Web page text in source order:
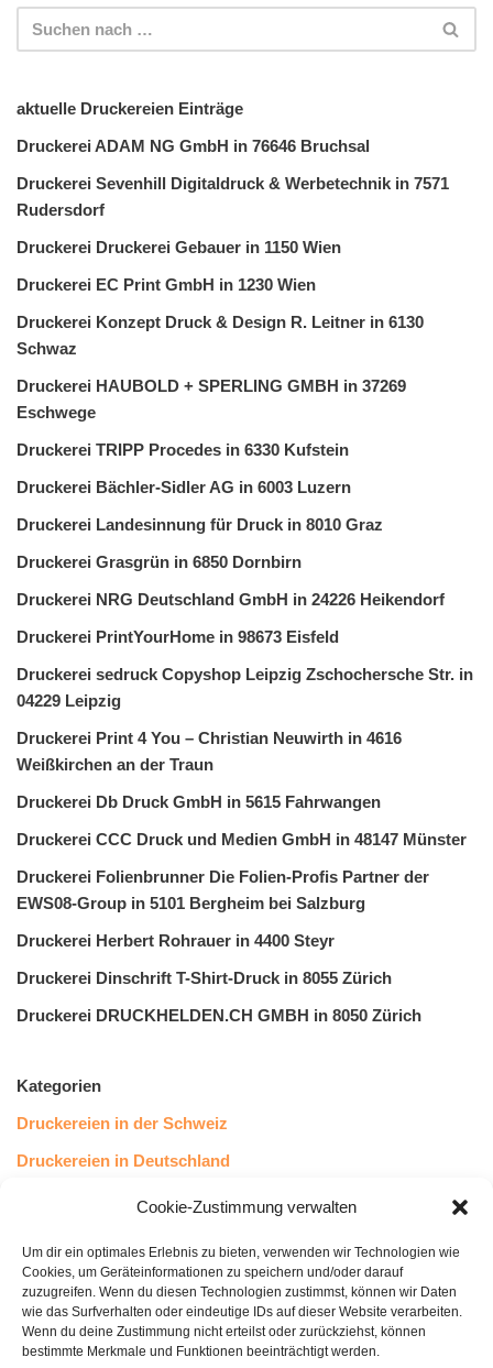
Cookie-Zustimmung verwalten
Um dir ein optimales Erlebnis zu bieten, verwenden wir Technologien wie
Cookies, um Geräteinformationen zu speichern und/oder darauf
zuzugreifen. Wenn du diesen Technologien zustimmst, können wir Daten
wie das Surfverhalten oder eindeutige IDs auf dieser Website verarbeiten.
Wenn du deine Zustimmung nicht erteilst oder zurückziehst, können
bestimmte Merkmale und Funktionen beeinträchtigt werden.
aktuelle Druckereien Einträge
Druckerei ADAM NG GmbH in 76646 Bruchsal
Druckerei Sevenhill Digitaldruck & Werbetechnik in 7571
Rudersdorf
Druckerei Druckerei Gebauer in 1150 Wien
Druckerei EC Print GmbH in 1230 Wien
Druckerei Konzept Druck & Design R. Leitner in 6130
Schwaz
Druckerei HAUBOLD + SPERLING GMBH in 37269
Eschwege
Druckerei TRIPP Procedes in 6330 Kufstein
Druckerei Bächler-Sidler AG in 6003 Luzern
Druckerei Landesinnung für Druck in 8010 Graz
Druckerei Grasgrün in 6850 Dornbirn
Druckerei NRG Deutschland GmbH in 24226 Heikendorf
Druckerei PrintYourHome in 98673 Eisfeld
Druckerei sedruck Copyshop Leipzig Zschochersche Str. in
04229 Leipzig
Druckerei Print 4 You – Christian Neuwirth in 4616
Weißkirchen an der Traun
Druckerei Db Druck GmbH in 5615 Fahrwangen
Druckerei CCC Druck und Medien GmbH in 48147 Münster
Druckerei Folienbrunner Die Folien-Profis Partner der
EWS08-Group in 5101 Bergheim bei Salzburg
Druckerei Herbert Rohrauer in 4400 Steyr
Druckerei Dinschrift T-Shirt-Druck in 8055 Zürich
Druckerei DRUCKHELDEN.CH GMBH in 8050 Zürich
Kategorien
Druckereien in der Schweiz
Druckereien in Deutschland
Druckereien in Österreich
Kundenstimmen